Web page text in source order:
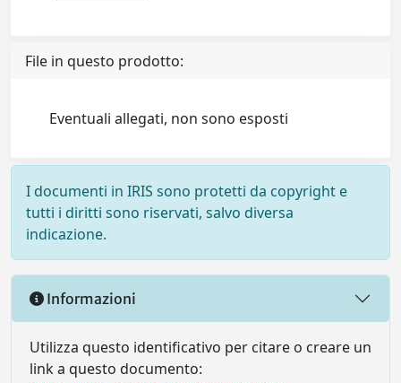
File in questo prodotto:
Eventuali allegati, non sono esposti
I documenti in IRIS sono protetti da copyright e
tutti i diritti sono riservati, salvo diversa
indicazione.
Informazioni
Utilizza questo identificativo per citare o creare un
link a questo documento: